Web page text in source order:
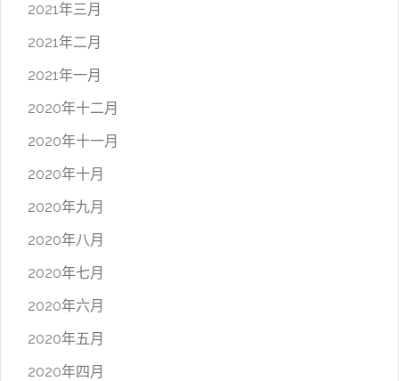
2021年三月
2021年二月
2021年一月
2020年十二月
2020年十一月
2020年十月
2020年九月
2020年八月
2020年七月
2020年六月
2020年五月
2020年四月